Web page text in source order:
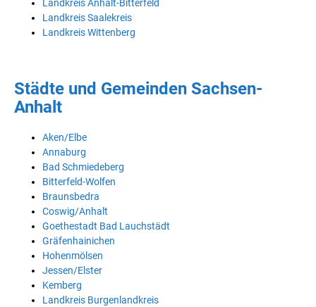
Landkreis Anhalt-Bitterfeld
Landkreis Saalekreis
Landkreis Wittenberg
Städte und Gemeinden Sachsen-
Anhalt
Aken/Elbe
Annaburg
Bad Schmiedeberg
Bitterfeld-Wolfen
Braunsbedra
Coswig/Anhalt
Goethestadt Bad Lauchstädt
Gräfenhainichen
Hohenmölsen
Jessen/Elster
Kemberg
Landkreis Burgenlandkreis